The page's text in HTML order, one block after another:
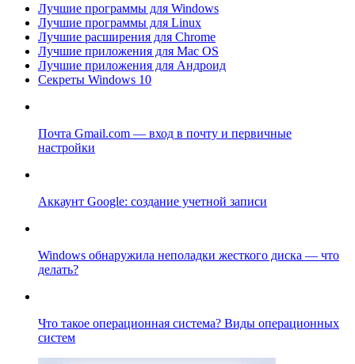
Лучшие программы для Windows
Лучшие программы для Linux
Лучшие расширения для Chrome
Лучшие приложения для Mac OS
Лучшие приложения для Андроид
Секреты Windows 10
Почта Gmail.com — вход в почту и первичные
настройки
Аккаунт Google: создание учетной записи
Windows обнаружила неполадки жесткого диска — что
делать?
Что такое операционная система? Виды операционных
систем